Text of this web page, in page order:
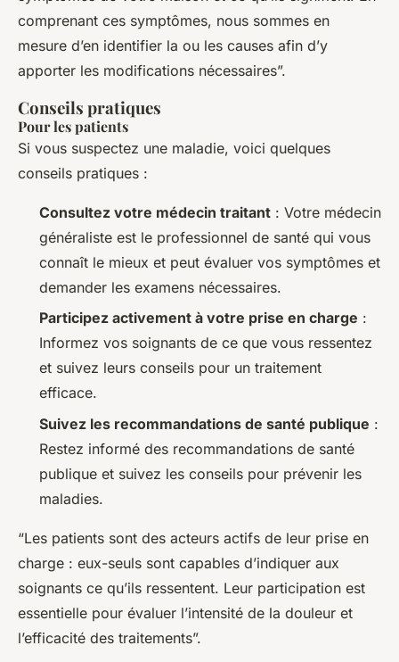
comprenant ces symptômes, nous sommes en
mesure d’en identifier la ou les causes afin d’y
apporter les modifications nécessaires”.
Conseils pratiques
Pour les patients
Si vous suspectez une maladie, voici quelques
conseils pratiques :
Consultez votre médecin traitant : Votre médecin
généraliste est le professionnel de santé qui vous
connaît le mieux et peut évaluer vos symptômes et
demander les examens nécessaires.
Participez activement à votre prise en charge :
Informez vos soignants de ce que vous ressentez
et suivez leurs conseils pour un traitement
efficace.
Suivez les recommandations de santé publique :
Restez informé des recommandations de santé
publique et suivez les conseils pour prévenir les
maladies.
“Les patients sont des acteurs actifs de leur prise en
charge : eux-seuls sont capables d’indiquer aux
soignants ce qu’ils ressentent. Leur participation est
essentielle pour évaluer l’intensité de la douleur et
l’efficacité des traitements”.